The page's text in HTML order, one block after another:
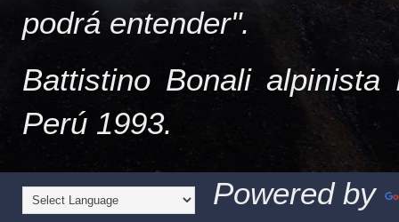
podrá entender".
Battistino Bonali
Perú 1993.
Powered by